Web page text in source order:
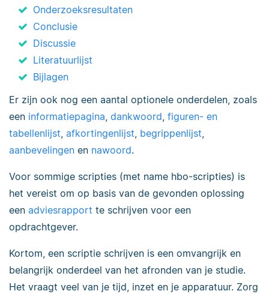
Onderzoeksresultaten
Conclusie
Discussie
Literatuurlijst
Bijlagen
Er zijn ook nog een aantal optionele onderdelen, zoals
een informatiepagina, dankwoord, figuren- en
tabellenlijst, afkortingenlijst, begrippenlijst,
aanbevelingen en nawoord.
Voor sommige scripties (met name hbo-scripties) is
het vereist om op basis van de gevonden oplossing
een adviesrapport te schrijven voor een
opdrachtgever.
Kortom, een scriptie schrijven is een omvangrijk en
belangrijk onderdeel van het afronden van je studie.
Het vraagt veel van je tijd, inzet en je apparatuur. Zorg